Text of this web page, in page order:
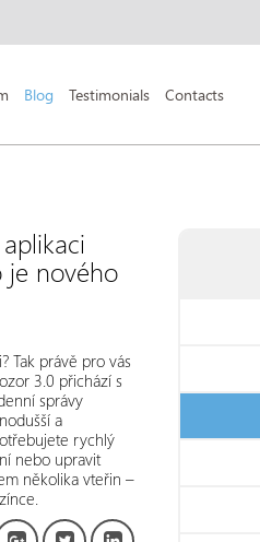
Blog Testimonials Contacts
je nového
Tak právě pro vás
3.0 přichází s
správy
a
rychlý
nebo upravit
několika vteřin –